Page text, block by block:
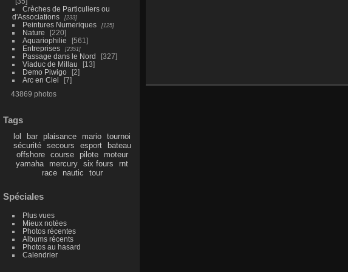
Crèches de Particuliers ou
d'Associations
233
Peintures Numeriques 125
Nature
220
Aquariophilie
561
Entreprises
2351
Passage dans le Nord
327
Viaduc de Millau
13
Demo Piwigo
2
Arc en Ciel
7
43869 photos
Tags
lol bar plaisance mario
tournoi
sécurité
secours esport
bateau
offshore
course pilote
moteur
yamaha
mercury six fours
rnt
race
nautic tour
Spéciales
Plus vues
Mieux notées
Photos récentes
Albums récents
Photos au hasard
Calendrier